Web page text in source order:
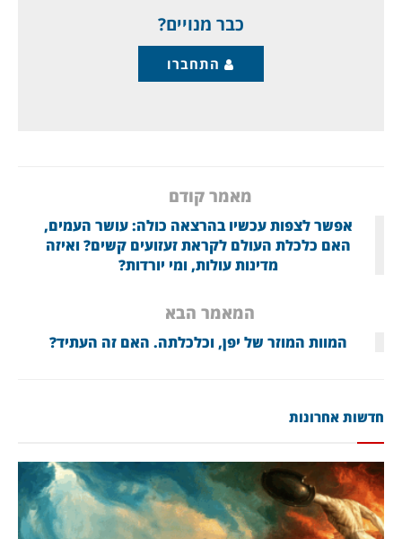
כבר מנויים?
התחברו
מאמר קודם
אפשר לצפות עכשיו בהרצאה כולה: עושר העמים,
האם כלכלת העולם לקראת זעזועים קשים? ואיזה
מדינות עולות, ומי יורדות?
המאמר הבא
המוות המוזר של יפן, וכלכלתה. האם זה העתיד?
חדשות אחרונות